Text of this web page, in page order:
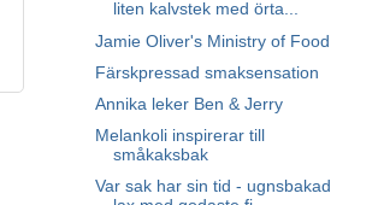
liten kalvstek med örta...
Jamie Oliver's Ministry of Food
Färskpressad smaksensation
Annika leker Ben & Jerry
Melankoli inspirerar till
småkaksbak
Var sak har sin tid - ugnsbakad